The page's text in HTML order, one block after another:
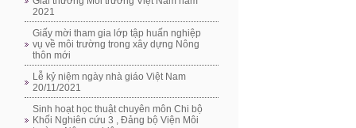
2021
Giấy mời tham gia lớp tập huấn nghiệp
vụ về môi trường trong xây dựng Nông
thôn mới
Lễ kỷ niệm ngày nhà giáo Việt Nam
20/11/2021
Sinh hoạt học thuật chuyên môn Chi bộ
Khối Nghiên cứu 3 , Đảng bộ Viện Môi